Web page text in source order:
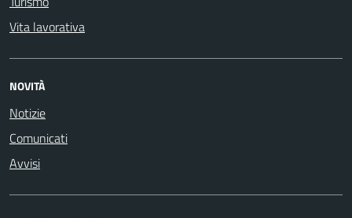
Vita lavorativa
NOVITÀ
Notizie
Comunicati
Avvisi